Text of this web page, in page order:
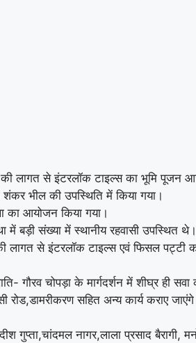
की लागत से इंटरलॉक टाइल्स का भूमि पूजन
शंकर भील की उपस्थिति में किया गया।
का आयोजन किया गया।
में बड़ी संख्या में स्थानीय रहवासी उपस्थित
की लागत से इंटरलॉक टाइल्स एवं फिसल पट्टी
गौरव चोपड़ा के मार्गदर्शन में शीघ्र ही सवा
रोड,डामरीकरण सहित अन्य कार्य कराए
गुप्ता,चांदमल नागर,लाला प्रसाद बैरागी,